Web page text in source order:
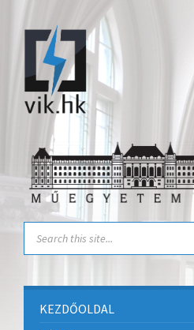
KEZDŐOLDAL